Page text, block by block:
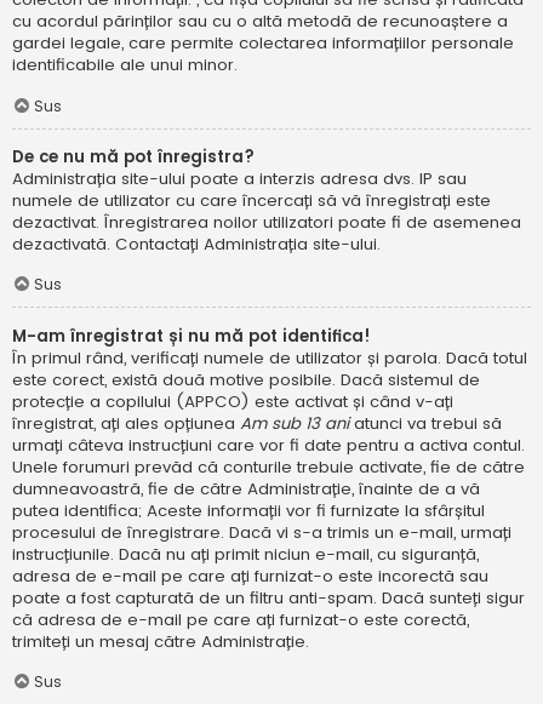
cu acordul părinților sau cu o altă metodă de recunoaștere a
gardei legale, care permite colectarea informațiilor personale
identificabile ale unui minor.
Sus
De ce nu mă pot înregistra?
Administrația site-ului poate a interzis adresa dvs. IP sau
numele de utilizator cu care încercați să vă înregistrați este
dezactivat. Înregistrarea noilor utilizatori poate fi de asemenea
dezactivată. Contactați Administrația site-ului.
Sus
M-am înregistrat și nu mă pot identifica!
În primul rând, verificați numele de utilizator și parola. Dacă totul
este corect, există două motive posibile. Dacă sistemul de
protecție a copilului (APPCO) este activat și când v-ați
înregistrat, ați ales opțiunea Am sub 13 aniatunci va trebui să
urmați câteva instrucțiuni care vor fi date pentru a activa contul.
Unele forumuri prevăd că conturile trebuie activate, fie de către
dumneavoastră, fie de către Administrație, înainte de a vă
putea identifica; Aceste informații vor fi furnizate la sfârșitul
procesului de înregistrare. Dacă vi s-a trimis un e-mail, urmați
instrucțiunile. Dacă nu ați primit niciun e-mail, cu siguranță,
adresa de e-mail pe care ați furnizat-o este incorectă sau
poate a fost capturată de un filtru anti-spam. Dacă sunteți sigur
că adresa de e-mail pe care ați furnizat-o este corectă,
trimiteți un mesaj către Administrație.
Sus